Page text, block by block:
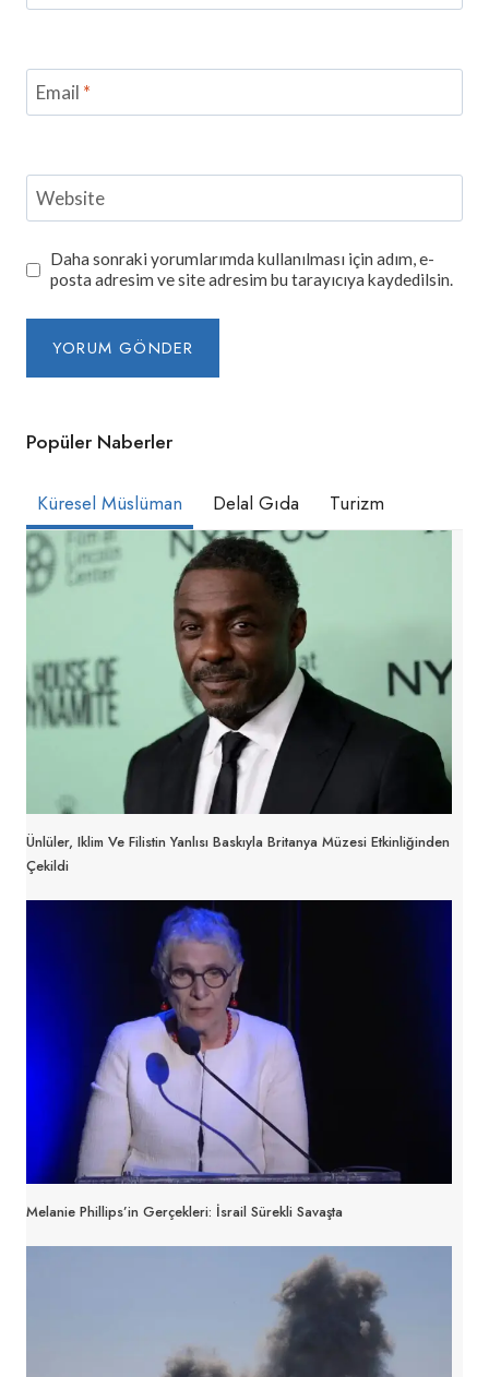
Email *
Website
Daha sonraki yorumlarımda kullanılması için adım, e-
posta adresim ve site adresim bu tarayıcıya kaydedilsin.
Popüler Naberler
Küresel Müslüman Delal Gıda Turizm
Ünlüler, Iklim Ve Filistin Yanlısı Baskıyla Britanya Müzesi Etkinliğinden
Çekildi
Melanie Phillips’in Gerçekleri: İsrail Sürekli Savaşta